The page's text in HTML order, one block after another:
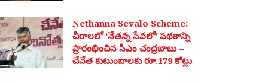
Nethanna Sevalo Scheme:
చీరాలలో ‘నేతన్న సేవలో’ పథకాన్ని
ప్రారంభించిన సీఎం చంద్రబాబు –
చేనేత కుటుంబాలకు రూ.179 కోట్లు